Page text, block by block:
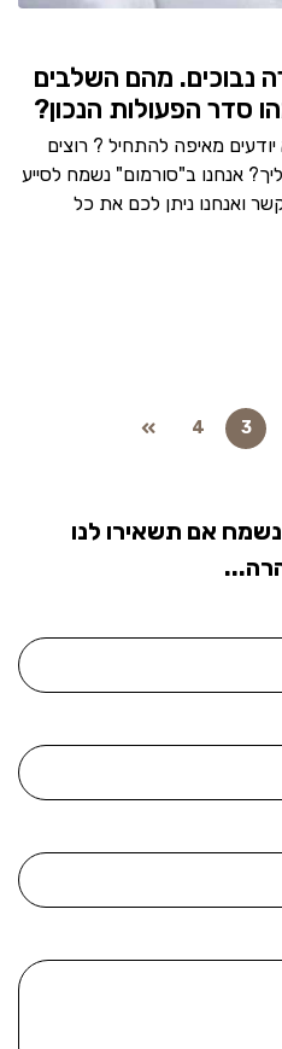
נבוכים. מהם השלבים
סדר הפעולות הנכון?
מאיפה להתחיל ? רוצים
אנחנו ב"סורמום" נשמח לסייע
ואנחנו ניתן לכם את כל
3
4
אם תשאירו לנו